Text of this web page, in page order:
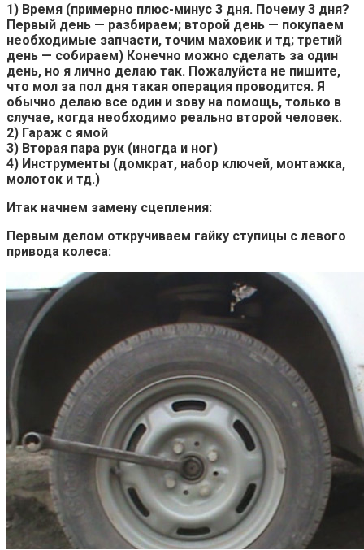
1) Время (примерно плюс-минус 3 дня. Почему 3 дня?
Первый день — разбираем; второй день — покупаем
необходимые запчасти, точим маховик и тд; третий
день — собираем) Конечно можно сделать за один
день, но я лично делаю так. Пожалуйста не пишите,
что мол за пол дня такая операция проводится. Я
обычно делаю все один и зову на помощь, только в
случае, когда необходимо реально второй человек.
2) Гараж с ямой
3) Вторая пара рук (иногда и ног)
4) Инструменты (домкрат, набор ключей, монтажка,
молоток и тд.)
Итак начнем замену сцепления:
Первым делом откручиваем гайку ступицы с левого
привода колеса: